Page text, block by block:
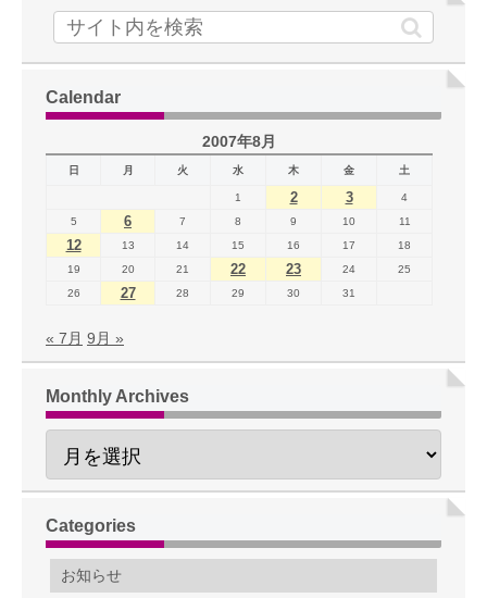
Calendar
2007年8月
日 月 火 水 木 金 土
1 2 3
4
5
6 7 8 9 10 11
12 13 14 15 16 17
18
19
20 21 22 23 24
25
26
27 28 29 30 31
« 7月 9月 »
Monthly Archives
Categories
お知らせ